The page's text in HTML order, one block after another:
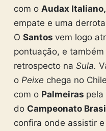
com o Audax Italiano,
empate e uma
O Santos vem logo
pontuação, e
retrospecto na Sula.
o Peixe chega no
com o Palmeiras pela
do Campeonato
confira onde assistir